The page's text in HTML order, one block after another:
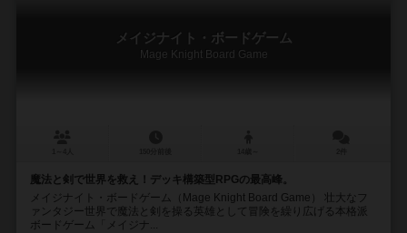
メイジナイト・ボードゲーム
Mage Knight Board Game
魔法と剣で世界を救え！デッキ構築型RPGの最高峰。
メイジナイト・ボードゲーム（Mage Knight Board Game） 壮大なフ
ァンタジー世界で魔法と剣を操る英雄として冒険を繰り広げる本格派
ボードゲーム「メイジナ...